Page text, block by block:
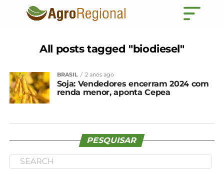
All posts tagged "biodiesel"
BRASIL 2 anos ago
Soja: Vendedores encerram 2024 com
renda menor, aponta Cepea
PESQUISAR